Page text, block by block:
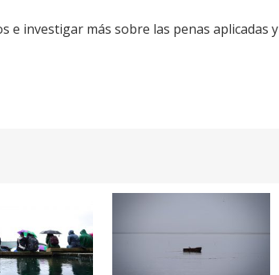
e investigar más sobre las penas aplicadas y